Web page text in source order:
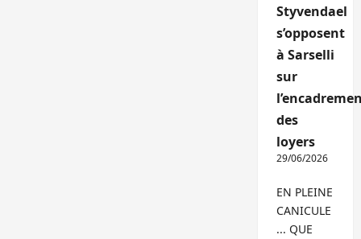
Styvendael
s’opposent
à Sarselli
sur
des
loyers
29/06/2026
EN PLEINE
CANICULE
... QUE